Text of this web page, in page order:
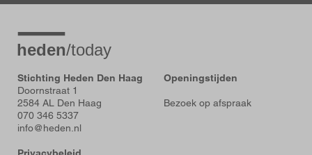
Stichting Heden Den Haag
Doornstraat 1
2584 AL Den Haag
070 346 5337
info@heden.nl
Openingstijden
Bezoek op afspraak